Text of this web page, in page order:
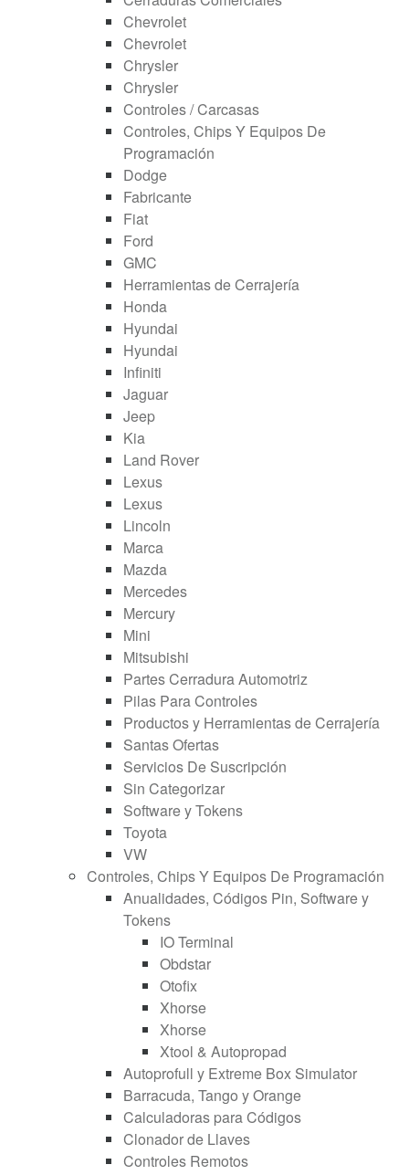
Chevrolet
Chevrolet
Chrysler
Chrysler
Controles / Carcasas
Controles, Chips Y Equipos De
Programación
Dodge
Fabricante
Fiat
Ford
GMC
Herramientas de Cerrajería
Honda
Hyundai
Hyundai
Infiniti
Jaguar
Jeep
Kia
Land Rover
Lexus
Lexus
Lincoln
Marca
Mazda
Mercedes
Mercury
Mini
Mitsubishi
Partes Cerradura Automotriz
Pilas Para Controles
Productos y Herramientas de Cerrajería
Santas Ofertas
Servicios De Suscripción
Sin Categorizar
Software y Tokens
Toyota
VW
Controles, Chips Y Equipos De Programación
Anualidades, Códigos Pin, Software y
Tokens
IO Terminal
Obdstar
Otofix
Xhorse
Xhorse
Xtool & Autopropad
Autoprofull y Extreme Box Simulator
Barracuda, Tango y Orange
Calculadoras para Códigos
Clonador de Llaves
Controles Remotos